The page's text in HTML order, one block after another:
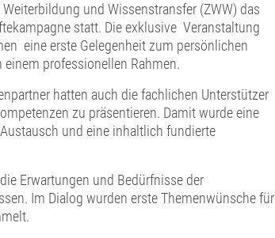
und Wissenstransfer (ZWW) das
statt. Die exklusive Veranstaltung
eine erste Gelegenheit zum persönlichen
professionellen Rahmen.
hatten auch die fachlichen Unterstützer
zu präsentieren. Damit wurde eine
und eine inhaltlich fundierte
Erwartungen und Bedürfnisse der
Im Dialog wurden erste Themenwünsche für